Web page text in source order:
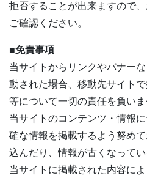
拒否することが出来ますので
ご確認ください。
■免責事項
当サイトからリンクやバナー
動された場合、移動先サイト
等について一切の責任を負いま
当サイトのコンテンツ・情報
確な情報を掲載するよう努め
込んだり、情報が古くなってい
当サイトに掲載された内容に